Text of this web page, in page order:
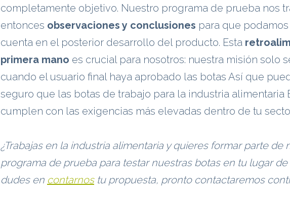
completamente objetivo. Nuestro programa de prueba nos
entonces observaciones y conclusiones para que
cuenta en el posterior desarrollo del producto. Esta
primera mano es crucial para nosotros: nuestra misión solo
cuando el usuario final haya aprobado las botas Así que
seguro que las botas de trabajo para la industria alimentaria
cumplen con las exigencias más elevadas dentro de tu
¿Trabajas en la industria alimentaria y quieres formar parte de
programa de prueba para testar nuestras botas en tu lugar de
dudes en contarnostu propuesta, pronto contactaremos